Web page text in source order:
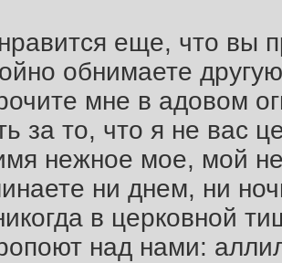
еще, что вы
обнимаете
мне в адовом
за то, что я не вас
нежное мое, мой
ни днем, ни
в церковной
над нами: